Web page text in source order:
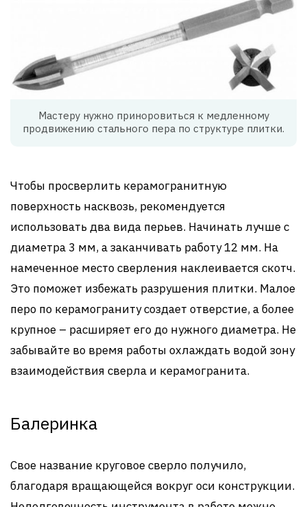
Мастеру нужно приноровиться к медленному
продвижению стального пера по структуре плитки.
Чтобы просверлить керамогранитную
поверхность насквозь, рекомендуется
использовать два вида перьев. Начинать лучше с
диаметра 3 мм, а заканчивать работу 12 мм. На
намеченное место сверления наклеивается скотч.
Это поможет избежать разрушения плитки. Малое
перо по керамограниту создает отверстие, а более
крупное – расширяет его до нужного диаметра. Не
забывайте во время работы охлаждать водой зону
взаимодействия сверла и керамогранита.
Балеринка
Свое название круговое сверло получило,
благодаря вращающейся вокруг оси конструкции.